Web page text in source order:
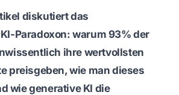
diskutiert das
Paradoxon: warum 93% der
ihre wertvollsten
preisgeben, wie man dieses
wie generative KI die